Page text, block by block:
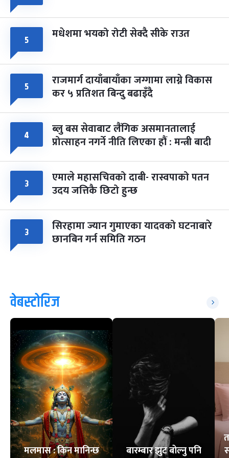
५ मधेशमा भयको रोटी सेक्दै सीके राउत
५ राजमार्ग दायाँबायाँका जग्गामा लाग्ने विकास
कर ५ प्रतिशत बिन्दु बढाइँदै
४ ब्लु बस सेवाबाट लैंगिक असमानतालाई
प्रोत्साहन नगर्ने नीति लिएका हौं : मन्त्री बादी
३ एमाले महासचिवको दाबी- रास्वपाको पतन
उदय जत्तिकै छिटो हुन्छ
३ सिरहामा ज्यान गुमाएका यादवको घटनाबारे
छानबिन गर्न समिति गठन
वेबस्टोरिज
मलमास : किन मानिन्छ
बारम्बार झुट बोल्नु पनि